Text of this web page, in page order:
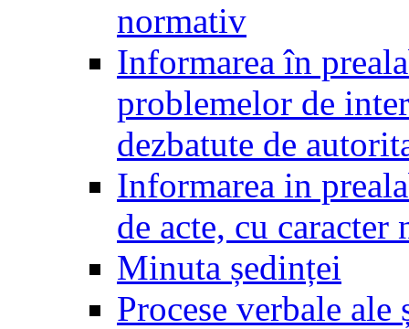
normativ
Informarea în
problemelor de
dezbatute de
Informarea in
de acte, cu caracter
Minuta ședinței
Procese verbale